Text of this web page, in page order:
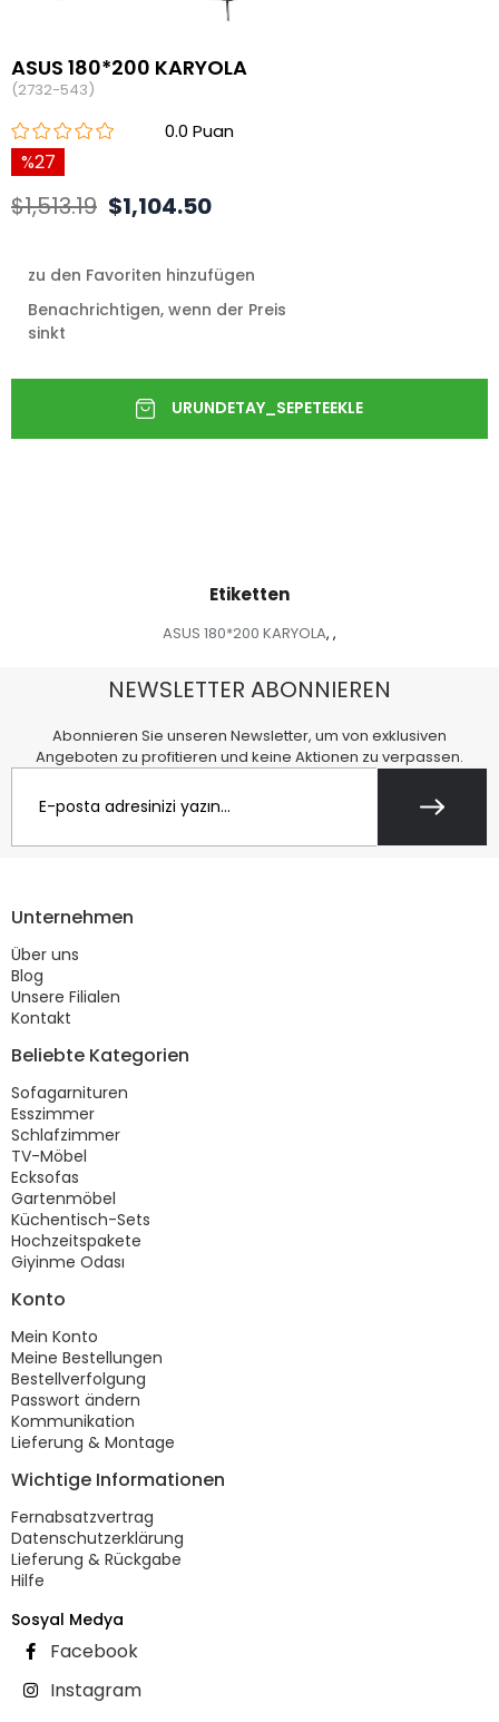
ASUS 180*200 KARYOLA
(2732-543)
0.0
27
$1,513.19 $1,104.50
zu den Favoriten hinzufügen
Benachrichtigen, wenn der Preis
sinkt
Etiketten
ASUS 180*200 KARYOLA, ,
NEWSLETTER ABONNIEREN
Abonnieren Sie unseren Newsletter, um von exklusiven
Angeboten zu profitieren und keine Aktionen zu verpassen.
Unternehmen
Über uns
Blog
Unsere Filialen
Kontakt
Beliebte Kategorien
Sofagarnituren
Esszimmer
Schlafzimmer
TV-Möbel
Ecksofas
Gartenmöbel
Küchentisch-Sets
Hochzeitspakete
Giyinme Odası
Konto
Mein Konto
Meine Bestellungen
Bestellverfolgung
Passwort ändern
Kommunikation
Lieferung & Montage
Wichtige Informationen
Fernabsatzvertrag
Datenschutzerklärung
Lieferung & Rückgabe
Hilfe
Sosyal Medya
Facebook
Instagram